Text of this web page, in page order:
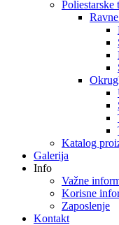
Poliestarske
Katalog
Galerija
Info
Važne
Korisne
Zaposlenje
Kontakt